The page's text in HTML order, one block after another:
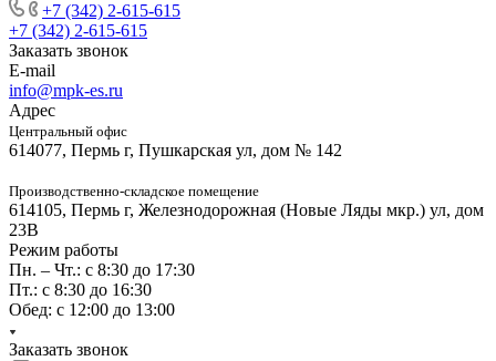
+7 (342) 2-615-615
+7 (342) 2-615-615
Заказать звонок
E-mail
info@mpk-es.ru
Адрес
Центральный офис
614077, Пермь г, Пушкарская ул, дом № 142
Производственно-складское помещение
614105, Пермь г, Железнодорожная (Новые Ляды мкр.) ул, дом
23В
Режим работы
Пн. – Чт.: с 8:30 до 17:30
Пт.: с 8:30 до 16:30
Обед: с 12:00 до 13:00
Заказать звонок